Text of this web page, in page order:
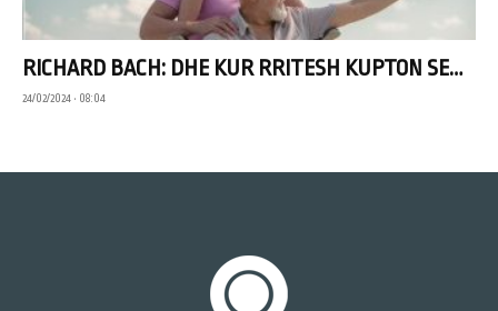
RICHARD BACH: DHE KUR RRITESH KUPTON SE…
24/02/2024 • 08:04